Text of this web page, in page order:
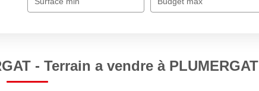
- Terrain a vendre à PLUMERGAT